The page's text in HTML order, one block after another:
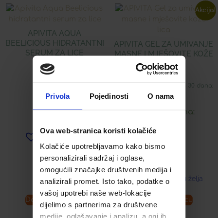
Privola Pojedinosti O nama
Ova web-stranica koristi kolačiće
Kolačiće upotrebljavamo kako bismo
personalizirali sadržaj i oglase,
omogućili značajke društvenih medija i
analizirali promet. Isto tako, podatke o
vašoj upotrebi naše web-lokacije
dijelimo s partnerima za društvene
medije, oglašavanje i analizu, a oni ih
APIVITA AQUA
BEELICIOUS HIDRATANTNI
SERUM ZA LICE
34,90
Dodaj u košaricu
Akcija!
APIVITA GEL ZA UMIVANJE
MASNE I MJEŠOVITE KOŽE
LICA
Najniža cijena u zadnjih 30 dana:
Snižena cijena:
8,45
Dodaj u listu želja
Dodaj u košaricu